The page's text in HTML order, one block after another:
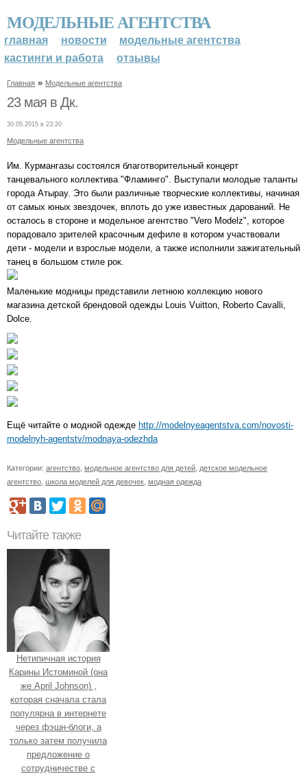
МОДЕЛЬНЫЕ АГЕНТСТВА
главная новости
модельные агентства
кастинги и работа
отзывы
Главная » Модельные агентства
23 мая в Дк.
30.05.2015 в 23:20
Модельные агентства
Им. Курмангазы состоялся благотворительный концерт
танцевального коллектива "Фламинго". Выступали молодые таланты
города Атырау. Это были различные творческие коллективы, начиная
от самых юных звездочек, вплоть до уже известных дарований. Не
осталось в стороне и модельное агентство "Vero Modelz", которое
порадовало зрителей красочным дефиле в котором участвовали
дети - модели и взрослые модели, а также исполнили зажигательный
танец в большом стиле рок.
Маленькие модницы представили летнюю коллекцию нового
магазина детской брендовой одежды Louis Vuitton, Roberto Cavalli,
Dolce.
Ещё читайте о модной одежде http://modelnyeagentstva.com/novosti-
modelnyh-agentstv/modnaya-odezhda
Категории: агентство модельное агентство для детей детское модельное
агентство школа моделей для девочек модная одежда
Читайте также
Нетипичная история
Карины Истоминой (она
же April Johnson) ,
которая сначала стала
популярна в интернете
через фэшн-блоги, а
только затем получила
предложение о
сотрудничестве с